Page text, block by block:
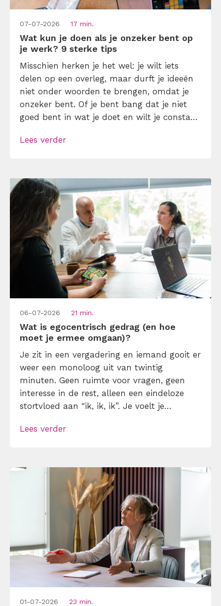
07-07-2026 17 min.
Wat kun je doen als je onzeker bent op
je werk? 9 sterke tips
Misschien herken je het wel: je wilt iets
delen op een overleg, maar durft je ideeën
niet onder woorden te brengen, omdat je
onzeker bent. Of je bent bang dat je niet
goed bent in wat je doet en wilt je constant
onzekerheid op het werk. Als je onzeker
Lees verder
06-07-2026 21 min.
Wat is egocentrisch gedrag (en hoe
moet je ermee omgaan)?
Je zit in een vergadering en iemand gooit er
weer een monoloog uit van twintig
minuten. Geen ruimte voor vragen, geen
interesse in de rest, alleen een eindeloze
stortvloed aan “ik, ik, ik”. Je voelt je
gefascineerd: hoe kan iemand zo overtuigd
Lees verder
01-07-2026 23 min.